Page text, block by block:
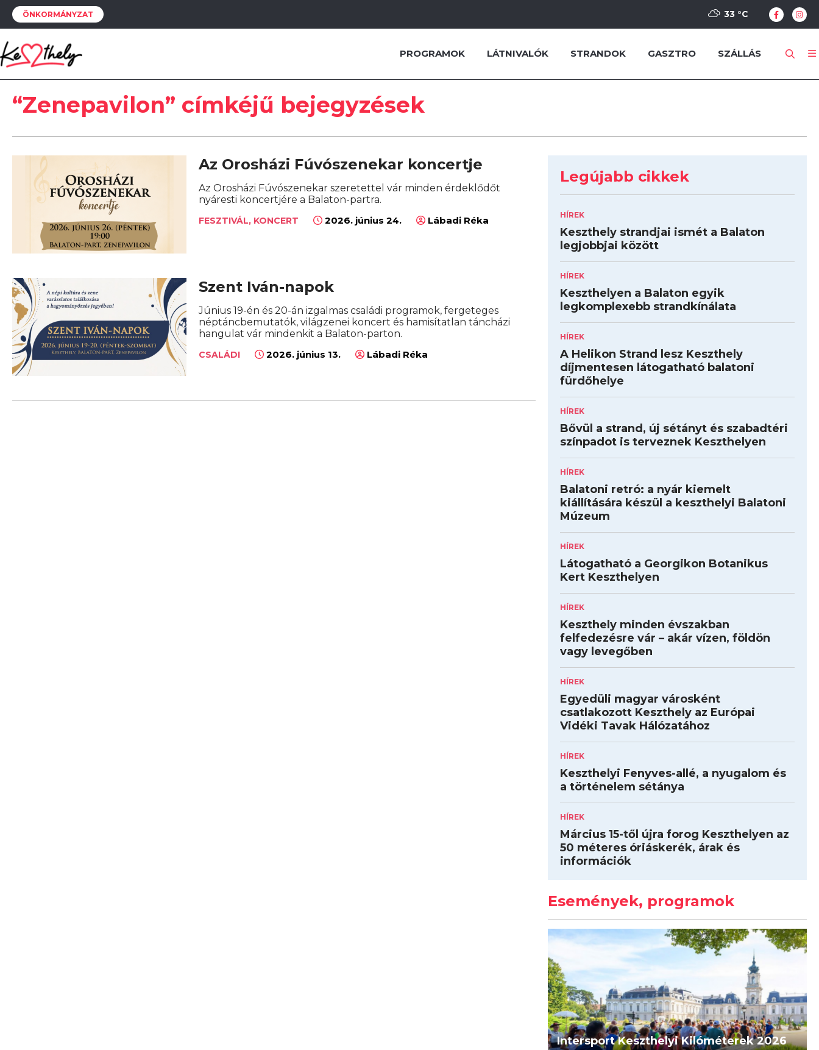
ÖNKORMÁNYZAT 33 °C
PROGRAMOK LÁTNIVALÓK STRANDOK GASZTRO SZÁLLÁS
“Zenepavilon” címkéjű bejegyzések
Az Orosházi Fúvószenekar koncertje
Az Orosházi Fúvószenekar szeretettel vár minden érdeklődőt
nyáresti koncertjére a Balaton-partra.
FESZTIVÁL, KONCERT 2026. június 24. Lábadi Réka
Szent Iván-napok
Június 19-én és 20-án izgalmas családi programok, fergeteges
néptáncbemutatók, világzenei koncert és hamisítatlan táncházi
hangulat vár mindenkit a Balaton-parton.
CSALÁDI 2026. június 13. Lábadi Réka
Legújabb cikkek
HÍREK
Keszthely strandjai ismét a Balaton
legjobbjai között
HÍREK
Keszthelyen a Balaton egyik
legkomplexebb strandkínálata
HÍREK
A Helikon Strand lesz Keszthely
díjmentesen látogatható balatoni
fürdőhelye
HÍREK
Bővül a strand, új sétányt és szabadtéri
színpadot is terveznek Keszthelyen
HÍREK
Balatoni retró: a nyár kiemelt
kiállítására készül a keszthelyi Balatoni
Múzeum
HÍREK
Látogatható a Georgikon Botanikus
Kert Keszthelyen
HÍREK
Keszthely minden évszakban
felfedezésre vár – akár vízen, földön
vagy levegőben
HÍREK
Egyedüli magyar városként
csatlakozott Keszthely az Európai
Vidéki Tavak Hálózatához
HÍREK
Keszthelyi Fenyves-allé, a nyugalom és
a történelem sétánya
HÍREK
Március 15-től újra forog Keszthelyen az
50 méteres óriáskerék, árak és
információk
Események, programok
Intersport Keszthelyi Kilóméterek 2026